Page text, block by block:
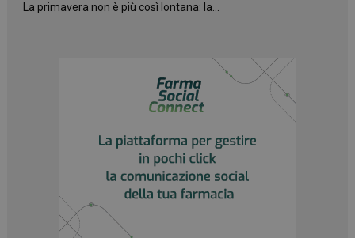
La primavera non è più così lontana: la...
_ga